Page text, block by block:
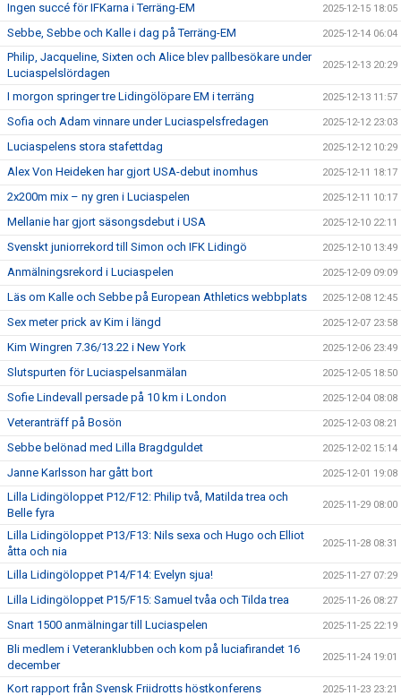
Ingen succé för IFKarna i Terräng-EM 2025-12-15 18:05
Sebbe, Sebbe och Kalle i dag på Terräng-EM 2025-12-14 06:04
Philip, Jacqueline, Sixten och Alice blev pallbesökare under
Luciaspelslördagen
2025-12-13 20:29
I morgon springer tre Lidingölöpare EM i terräng 2025-12-13 11:57
Sofia och Adam vinnare under Luciaspelsfredagen 2025-12-12 23:03
Luciaspelens stora stafettdag 2025-12-12 10:29
Alex Von Heideken har gjort USA-debut inomhus 2025-12-11 18:17
2x200m mix – ny gren i Luciaspelen 2025-12-11 10:17
Mellanie har gjort säsongsdebut i USA 2025-12-10 22:11
Svenskt juniorrekord till Simon och IFK Lidingö 2025-12-10 13:49
Anmälningsrekord i Luciaspelen 2025-12-09 09:09
Läs om Kalle och Sebbe på European Athletics webbplats 2025-12-08 12:45
Sex meter prick av Kim i längd 2025-12-07 23:58
Kim Wingren 7.36/13.22 i New York 2025-12-06 23:49
Slutspurten för Luciaspelsanmälan 2025-12-05 18:50
Sofie Lindevall persade på 10 km i London 2025-12-04 08:08
Veteranträff på Bosön 2025-12-03 08:21
Sebbe belönad med Lilla Bragdguldet 2025-12-02 15:14
Janne Karlsson har gått bort 2025-12-01 19:08
Lilla Lidingöloppet P12/F12: Philip två, Matilda trea och
Belle fyra
2025-11-29 08:00
Lilla Lidingöloppet P13/F13: Nils sexa och Hugo och Elliot
åtta och nia
2025-11-28 08:31
Lilla Lidingöloppet P14/F14: Evelyn sjua! 2025-11-27 07:29
Lilla Lidingöloppet P15/F15: Samuel tvåa och Tilda trea 2025-11-26 08:27
Snart 1500 anmälningar till Luciaspelen 2025-11-25 22:19
Bli medlem i Veteranklubben och kom på luciafirandet 16
december
2025-11-24 19:01
Kort rapport från Svensk Friidrotts höstkonferens 2025-11-23 23:21